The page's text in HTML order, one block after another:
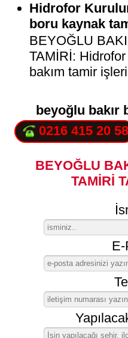
Hidrofor
boru kaynak
BEYOĞLU
TAMİRİ:
bakım tamir
beyoğlu bakır
0216 415 20 58
BEYOĞLU
TAMİRİ
E-